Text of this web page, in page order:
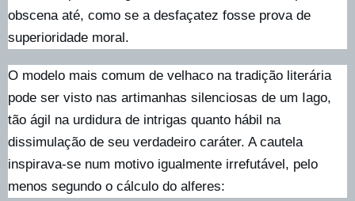
obscena até, como se a desfaçatez fosse prova de
superioridade moral.
O modelo mais comum de velhaco na tradição literária
pode ser visto nas artimanhas silenciosas de um Iago,
tão ágil na urdidura de intrigas quanto hábil na
dissimulação de seu verdadeiro caráter. A cautela
inspirava-se num motivo igualmente irrefutável, pelo
menos segundo o cálculo do alferes: